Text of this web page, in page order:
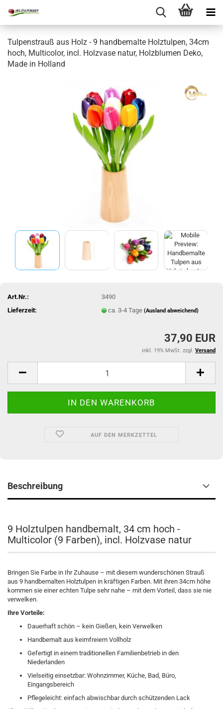
Tulpenstrauß aus Holz - 9 handbemalte Holztulpen, 34cm
hoch, Multicolor, incl. Holzvase natur, Holzblumen Deko,
Made in Holland
Art.Nr.:
3490
Lieferzeit:
ca. 3-4 Tage(Ausland abweichend)
37,90 EUR
inkl. 19% MwSt. zzgl. Versand
AUF DEN MERKZETTEL
Beschreibung
9 Holztulpen handbemalt, 34 cm hoch -
Multicolor (9 Farben), incl. Holzvase natur
Bringen Sie Farbe in Ihr Zuhause – mit diesem wunderschönen Strauß
aus 9 handbemalten Holztulpen in kräftigen Farben. Mit ihren 34cm höhe
kommen sie einer echten Tulpe sehr nahe – mit dem Vorteil, dass sie nie
verwelken.
Ihre Vorteile:
Dauerhaft schön – kein Gießen, kein Verwelken
Handbemalt aus keimfreiem Vollholz
Gefertigt in einem traditionellen Familienbetrieb in den
Niederlanden
Vielseitig einsetzbar: Wohnzimmer, Küche, Bad, Büro,
Eingangsbereich
Pflegeleicht: einfach abwischbar durch schützenden Lack